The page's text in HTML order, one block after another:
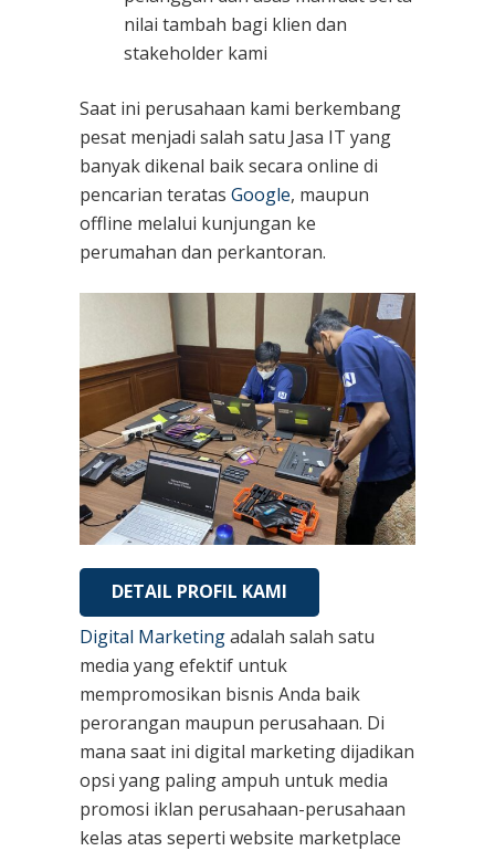
nilai tambah bagi klien dan
stakeholder kami
Saat ini perusahaan kami berkembang
pesat menjadi salah satu Jasa IT yang
banyak dikenal baik secara online di
pencarian teratas Google, maupun
offline melalui kunjungan ke
perumahan dan perkantoran.
DETAIL PROFIL KAMI
Digital Marketingadalah salah satu
media yang efektif untuk
mempromosikan bisnis Anda baik
perorangan maupun perusahaan. Di
mana saat ini digital marketing dijadikan
opsi yang paling ampuh untuk media
promosi iklan perusahaan-perusahaan
kelas atas seperti website marketplace